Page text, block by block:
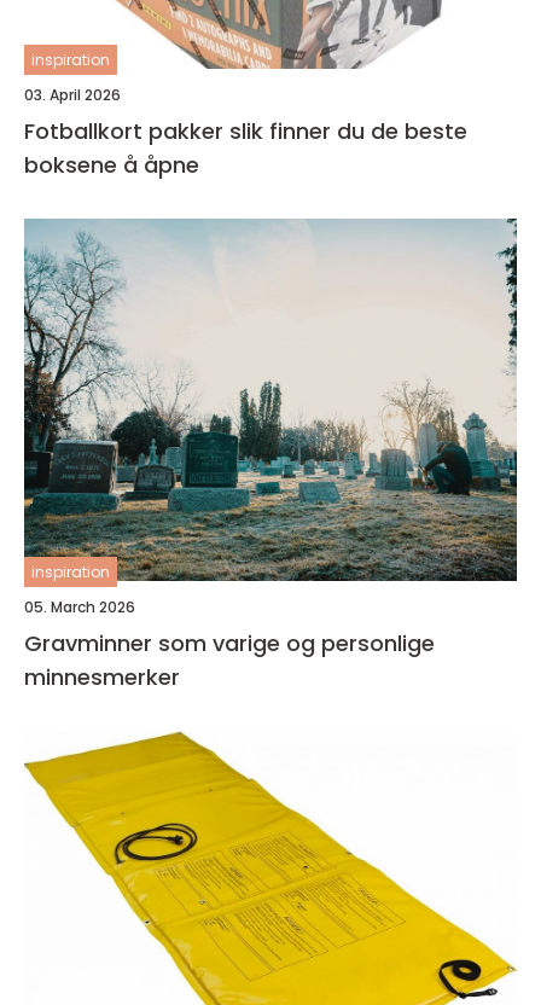
inspiration
03. April 2026
Fotballkort pakker slik finner du de beste
boksene å åpne
inspiration
05. March 2026
Gravminner som varige og personlige
minnesmerker